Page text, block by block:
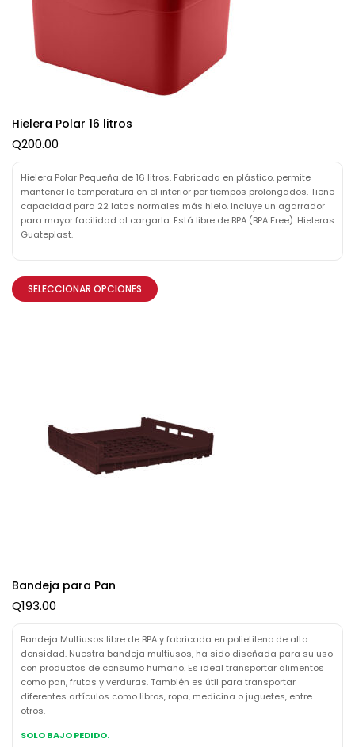
Hielera Polar 16 litros
Q200.00
Hielera Polar Pequeña de 16 litros. Fabricada en plástico, permite
mantener la temperatura en el interior por tiempos prolongados. Tiene
capacidad para 22 latas normales más hielo. Incluye un agarrador
para mayor facilidad al cargarla. Está libre de BPA (BPA Free). Hieleras
Guateplast.
SELECCIONAR OPCIONES
Bandeja para Pan
Q193.00
Bandeja Multiusos libre de BPA y fabricada en polietileno de alta
densidad. Nuestra bandeja multiusos, ha sido diseñada para su uso
con productos de consumo humano. Es ideal transportar alimentos
como pan, frutas y verduras. También es útil para transportar
diferentes artículos como libros, ropa, medicina o juguetes, entre
otros.
SOLO BAJO PEDIDO.